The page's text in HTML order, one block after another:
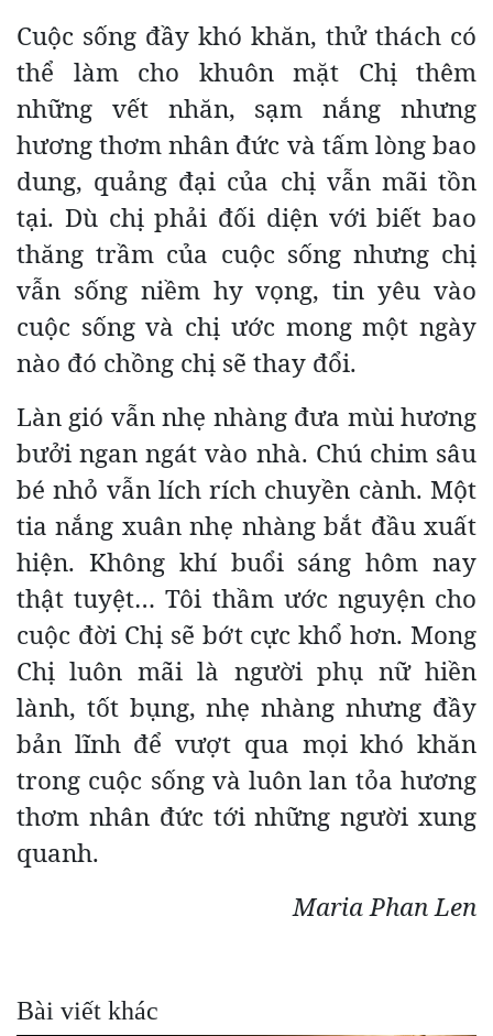
Cuộc sống đầy khó khăn, thử thách có
thể làm cho khuôn mặt Chị thêm
những vết nhăn, sạm nắng nhưng
hương thơm nhân đức và tấm lòng bao
dung, quảng đại của chị vẫn mãi tồn
tại. Dù chị phải đối diện với biết bao
thăng trầm của cuộc sống nhưng chị
vẫn sống niềm hy vọng, tin yêu vào
cuộc sống và chị ước mong một ngày
nào đó chồng chị sẽ thay đổi.
Làn gió vẫn nhẹ nhàng đưa mùi hương
bưởi ngan ngát vào nhà. Chú chim sâu
bé nhỏ vẫn lích rích chuyền cành. Một
tia nắng xuân nhẹ nhàng bắt đầu xuất
hiện. Không khí buổi sáng hôm nay
thật tuyệt… Tôi thầm ước nguyện cho
cuộc đời Chị sẽ bớt cực khổ hơn. Mong
Chị luôn mãi là người phụ nữ hiền
lành, tốt bụng, nhẹ nhàng nhưng đầy
bản lĩnh để vượt qua mọi khó khăn
trong cuộc sống và luôn lan tỏa hương
thơm nhân đức tới những người xung
quanh.
Maria Phan Len
Bài viết khác